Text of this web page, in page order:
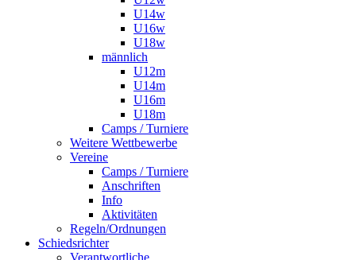
U14w
U16w
U18w
männlich
U12m
U14m
U16m
U18m
Camps / Turniere
Weitere Wettbewerbe
Vereine
Camps / Turniere
Anschriften
Info
Aktivitäten
Regeln/Ordnungen
Schiedsrichter